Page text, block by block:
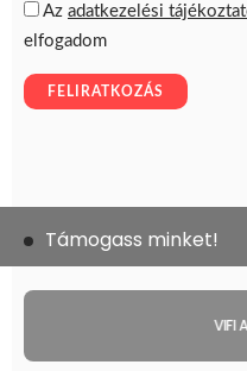
Támogass minket!
VIFI